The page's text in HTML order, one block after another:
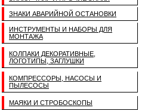
ЗНАКИ АВАРИЙНОЙ ОСТАНОВКИ
ИНСТРУМЕНТЫ И НАБОРЫ ДЛЯ
МОНТАЖА
КОЛПАКИ ДЕКОРАТИВНЫЕ,
ЛОГОТИПЫ, ЗАГЛУШКИ
КОМПРЕССОРЫ, НАСОСЫ И
ПЫЛЕСОСЫ
МАЯКИ И СТРОБОСКОПЫ